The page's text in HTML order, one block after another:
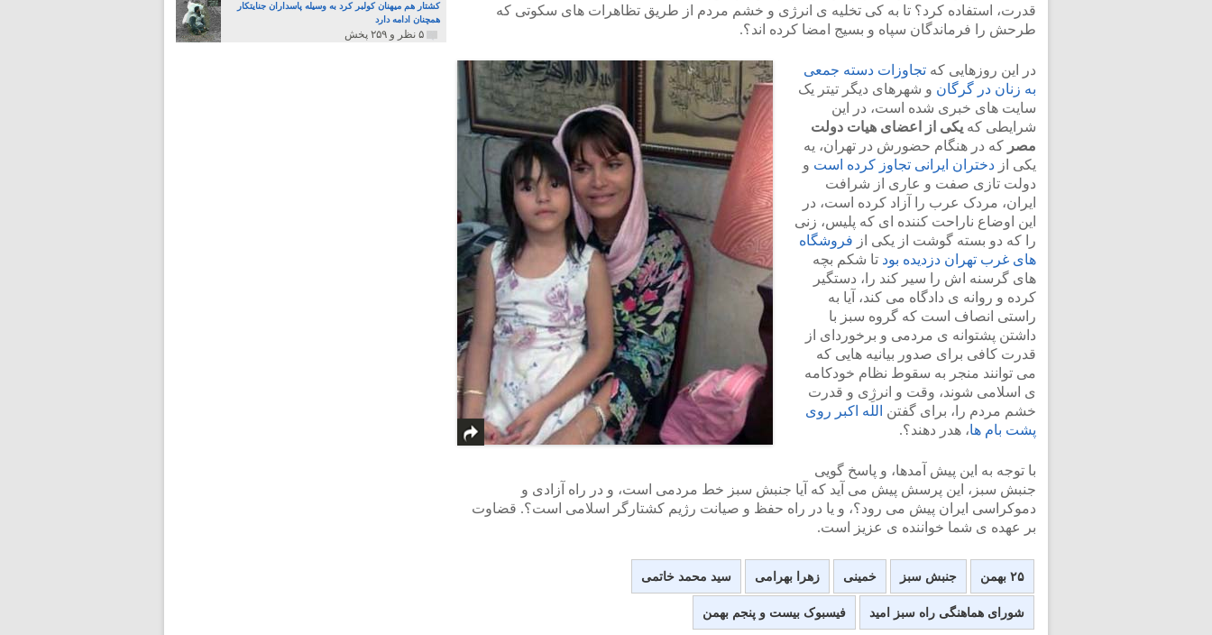
قدرت، استفاده کرد؟ تا به کی تخلیه ی انرژی و خشم مردم از طریق تظاهرات های سکوتی که
طرحش را فرماندگان سپاه و بسیج امضا کرده اند؟.
در این روزهایی که تجاوزات دسته جمعی
به زنان در گرگان و شهرهای دیگر تیتر یک
سایت های خبری شده است، در این
شرایطی که یکی از اعضای هیات دولت
مصر که در هنگام حضورش در تهران، یه
یکی از دختران ایرانی تجاوز کرده است و
دولت تازی صفت و عاری از شرافت
ایران، مردک عرب را آزاد کرده است، در
این اوضاع ناراحت کننده ای که پلیس، زنی
را که دو بسته گوشت از یکی از فروشگاه
های غرب تهران دزدیده بود تا شکم بچه
های گرسنه اش را سیر کند را، دستگیر
کرده و روانه ی دادگاه می کند، آیا به
راستی انصاف است که گروه سبز با
داشتن پشتوانه ی مردمی و برخوردای از
قدرت کافی برای صدور بیانیه هایی که
می توانند منجر به سقوط نظام خودکامه
ی اسلامی شوند، وقت و انرژِی و قدرت
خشم مردم را، برای گفتن الله اکبر روی
پشت بام ها، هدر دهند؟.
با توجه به این پیش آمدها، و پاسخ گویی
جنبش سبز، این پرسش پیش می آید که آیا جنبش سبز خط مردمی است، و در راه آزادی و
دموکراسی ایران پیش می رود؟، و یا در راه حفظ و صیانت رژیم کشتارگر اسلامی است؟. قضاوت
بر عهده ی شما خواننده ی عزیز است.
۲۵ بهمن جنبش سبز خمینی زهرا بهرامی سید محمد خاتمی
شورای هماهنگی راه سبز امید فیسبوک بیست و پنجم بهمن
کشتار هم میهنان کولبر کرد به وسیله پاسداران جنایتکار
همچنان ادامه دارد
۵ نظر و ۲۵۹ پخش